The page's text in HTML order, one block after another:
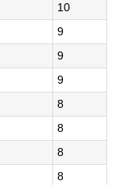
10
9
9
9
8
8
8
8